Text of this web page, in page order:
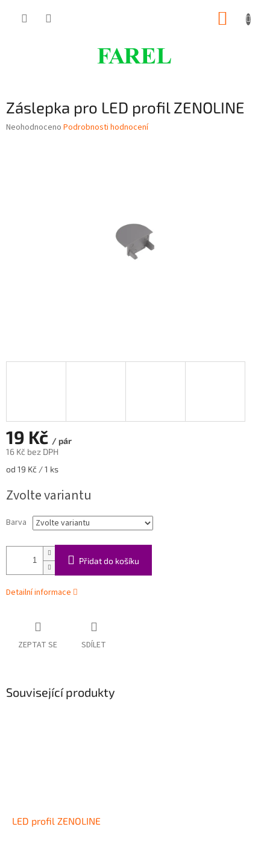
Záslepka pro LED profil ZENOLINE
Průměrné
Neohodnoceno Podrobnosti hodnocení
19 Kč / pár
16 Kč bez DPH
Měrná
od 19 Kč / 1 ks
Zvolte variantu
Barva
Přidat do košíku
Detailní informace
ZEPTAT SE SDÍLET
Související produkty
LED profil ZENOLINE